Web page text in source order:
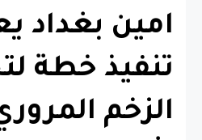
امين بغداد
تنفيذ خطة
الزخم